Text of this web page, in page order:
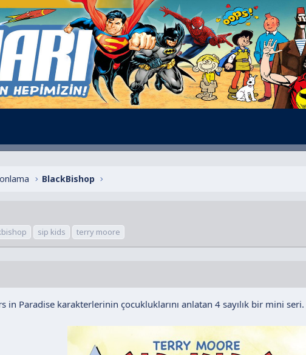
BlackBishop
sip kids terry moore
in Paradise karakterlerinin çocukluklarını anlatan 4 sayılık bir mini